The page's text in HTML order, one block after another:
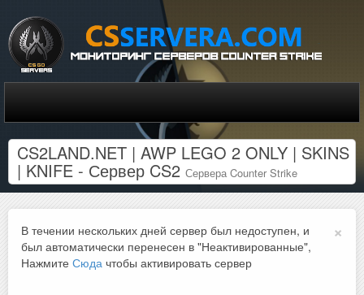
CS2LAND.NET | AWP LEGO 2 ONLY | SKINS
| KNIFE - Сервер CS2 Сервера Counter Strike
×
В течении нескольких дней сервер был недоступен, и
был автоматически перенесен в "Неактивированные",
Нажмите Сюда чтобы активировать сервер